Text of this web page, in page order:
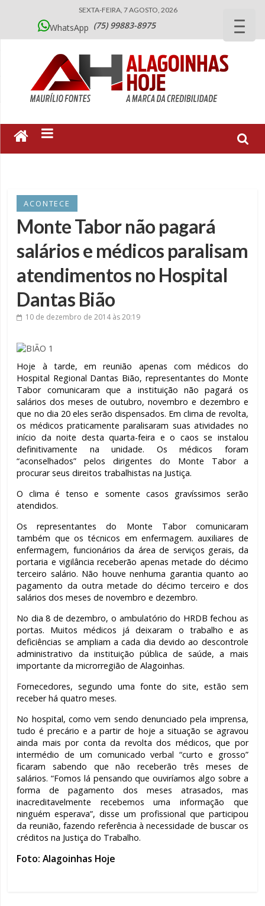
SEXTA-FEIRA, 7 AGOSTO, 2026
WhatsApp (75) 99883-8975
ACONTECE
Monte Tabor não pagará
salários e médicos paralisam
atendimentos no Hospital
Dantas Bião
10 de dezembro de 2014às 20:19
Hoje à tarde, em reunião apenas com médicos do
Hospital Regional Dantas Bião, representantes do Monte
Tabor comunicaram que a instituição não pagará os
salários dos meses de outubro, novembro e dezembro e
que no dia 20 eles serão dispensados. Em clima de revolta,
os médicos praticamente paralisaram suas atividades no
início da noite desta quarta-feira e o caos se instalou
definitivamente na unidade. Os médicos foram
“aconselhados” pelos dirigentes do Monte Tabor a
procurar seus direitos trabalhistas na Justiça.
O clima é tenso e somente casos gravíssimos serão
atendidos.
Os representantes do Monte Tabor comunicaram
também que os técnicos em enfermagem. auxiliares de
enfermagem, funcionários da área de serviços gerais, da
portaria e vigilância receberão apenas metade do décimo
terceiro salário. Não houve nenhuma garantia quanto ao
pagamento da outra metade do décimo terceiro e dos
salários dos meses de novembro e dezembro.
No dia 8 de dezembro, o ambulatório do HRDB fechou as
portas. Muitos médicos já deixaram o trabalho e as
deficiências se ampliam a cada dia devido ao descontrole
administrativo da instituição pública de saúde, a mais
importante da microrregião de Alagoinhas.
Fornecedores, segundo uma fonte do site, estão sem
receber há quatro meses.
No hospital, como vem sendo denunciado pela imprensa,
tudo é precário e a partir de hoje a situação se agravou
ainda mais por conta da revolta dos médicos, que por
intermédio de um comunicado verbal “curto e grosso”
ficaram sabendo que não receberão três meses de
salários. “Fomos lá pensando que ouviríamos algo sobre a
forma de pagamento dos meses atrasados, mas
inacreditavelmente recebemos uma informação que
ninguém esperava”, disse um profissional que participou
da reunião, fazendo referência à necessidade de buscar os
créditos na Justiça do Trabalho.
Foto: Alagoinhas Hoje